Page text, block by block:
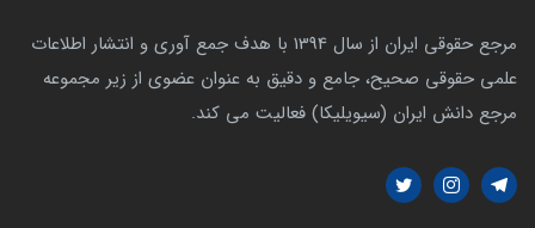
مرجع حقوقی ایران از سال 1394 با هدف جمع آوری و انتشار اطلاعات
علمی حقوقی صحیح، جامع و دقیق به عنوان عضوی از زیر مجموعه
مرجع دانش ایران (سیویلیکا) فعالیت می کند.